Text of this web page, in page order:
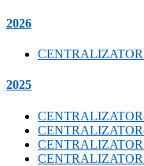
2026
2025